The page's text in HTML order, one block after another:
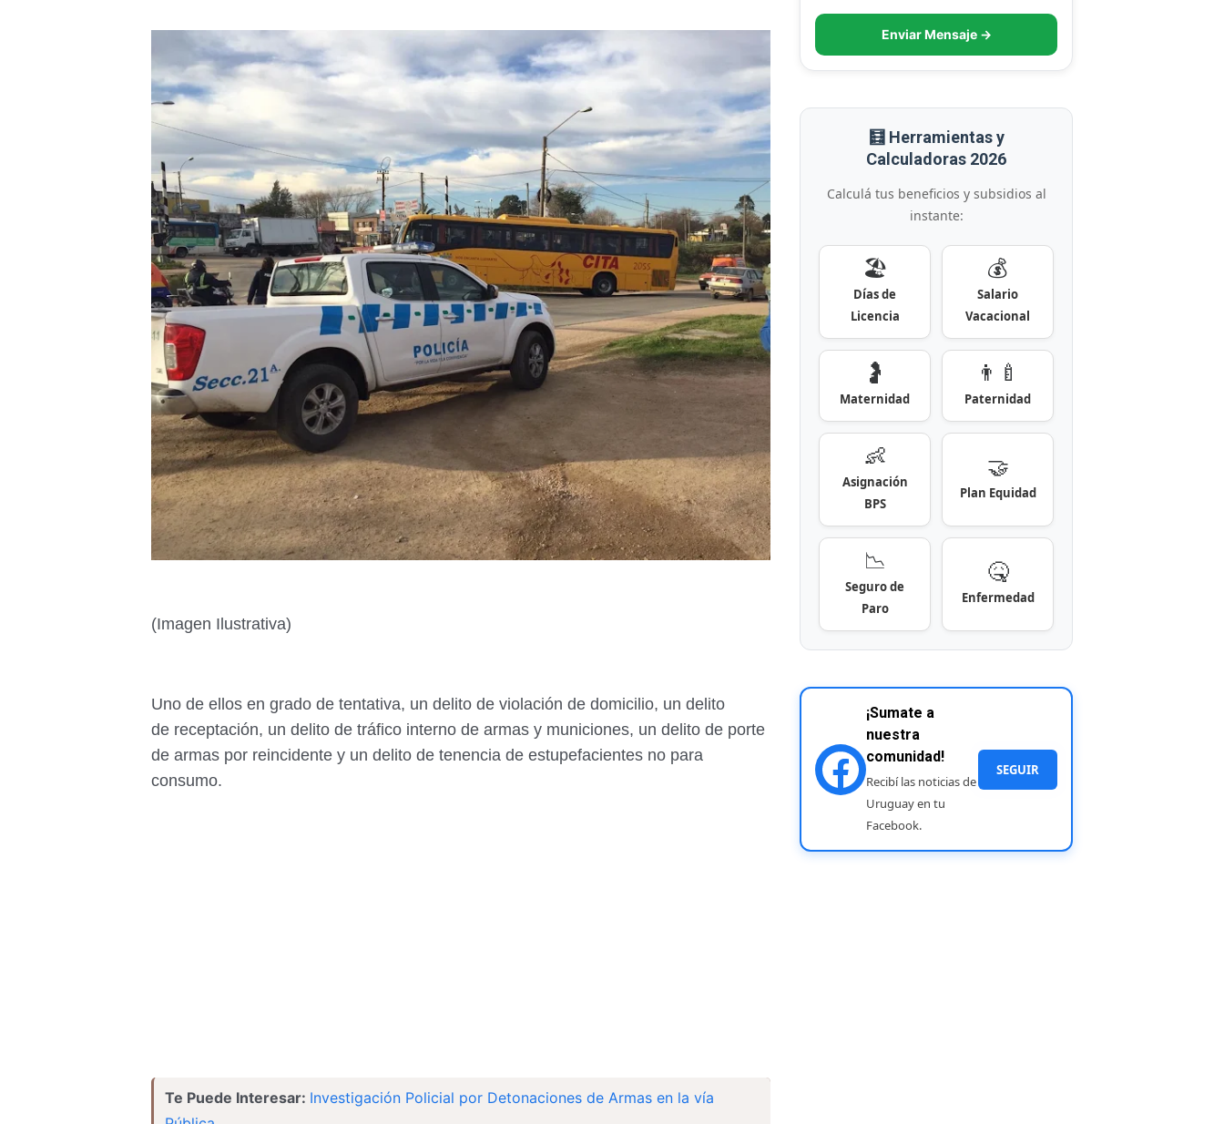
(Imagen Ilustrativa)
Uno de ellos en grado de tentativa, un delito de violación de domicilio, un delito
de receptación, un delito de tráfico interno de armas y municiones, un delito de porte
de armas por reincidente y un delito de tenencia de estupefacientes no para
consumo.
Te Puede Interesar: Investigación Policial por Detonaciones de Armas en la vía
Enviar Mensaje →
🧮 Herramientas y
Calculadoras 2026
Calculá tus beneficios y subsidios al
instante:
🏖️
Días de
Licencia
💰
Salario
Vacacional
🤰
Maternidad
👨‍🍼
Paternidad
👶
Asignación
BPS
🤝
Plan Equidad
📉
Seguro de
Paro
🤒
Enfermedad
¡Sumate a
nuestra
comunidad!
Recibí las noticias de
Uruguay en tu
Facebook.
SEGUIR